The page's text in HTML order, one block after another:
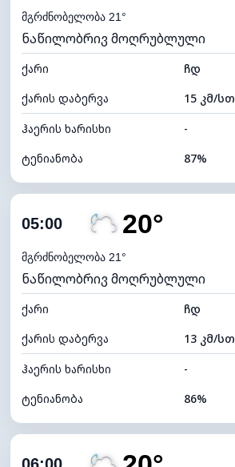
ნამის წერტილი
ხილვადობა
10 კმ
განათების ინდექსი 0 (ბნელი)
ღრუბლის სიმაღლე 6960 მ
მგრძნობელობა 21°
ნაწილობრივ მოღრუბლული
ქარი
ჩდ
ქარის დაბერვა
15 კმ/სთ
ჰაერის ხარისხი
-
ტენიანობა
87%
ღრუბლიანობა
ნამის წერტილი
ხილვადობა
10 კმ
განათების ინდექსი 0 (ბნელი)
ღრუბლის სიმაღლე 7760 მ
05:00 20°
მგრძნობელობა 21°
ნაწილობრივ მოღრუბლული
ქარი
ჩდ
ქარის დაბერვა
13 კმ/სთ
ჰაერის ხარისხი
-
ტენიანობა
86%
ღრუბლიანობა